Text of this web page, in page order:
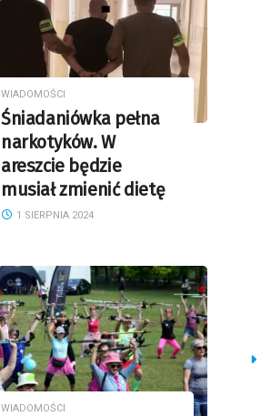
WIADOMOŚCI
Śniadaniówka pełna
narkotyków. W
areszcie będzie
musiał zmienić dietę
1 SIERPNIA 2024
WIADOMOŚCI